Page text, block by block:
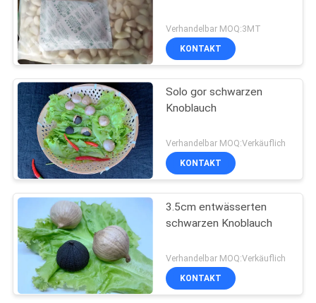
Verhandelbar MOQ:3MT
KONTAKT
Solo gor schwarzen
Knoblauch
Verhandelbar MOQ:Verkäuflich
KONTAKT
3.5cm entwässerten
schwarzen Knoblauch
Verhandelbar MOQ:Verkäuflich
KONTAKT